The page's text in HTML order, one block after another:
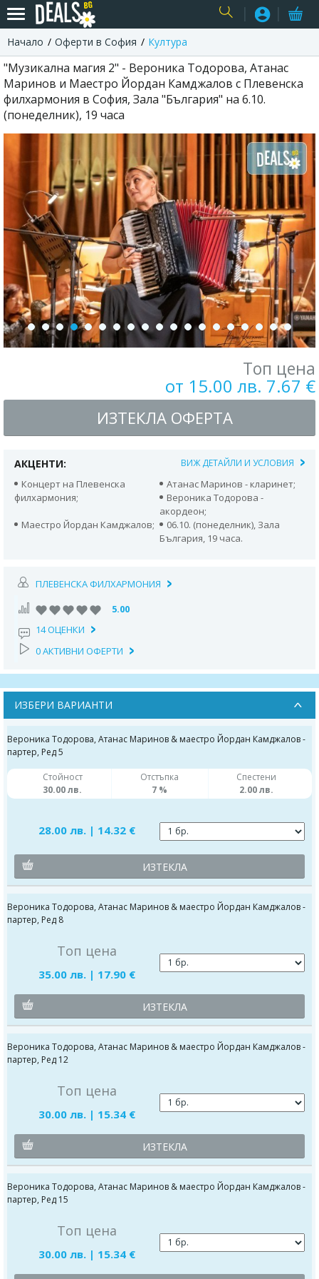
Начало Оферти в София Култура
"Музикална магия 2" - Вероника Тодорова, Атанас
Маринов и Маестро Йордан Камджалов с Плевенска
филхармония в София, Зала "България" на 6.10.
(понеделник), 19 часа
Топ цена
от 15.00 лв. 7.67 €
ИЗТЕКЛА ОФЕРТА
АКЦЕНТИ: ВИЖ ДЕТАЙЛИ И УСЛОВИЯ
Концерт на Плевенска
филхармония;
Атанас Маринов - кларинет;
Вероника Тодорова -
акордеон;
Маестро Йордан Камджалов;
06.10. (понеделник), Зала
България, 19 часа.
ПЛЕВЕНСКА ФИЛХАРМОНИЯ
5.00
14 ОЦЕНКИ
0 АКТИВНИ ОФЕРТИ
ИЗБЕРИ ВАРИАНТИ
Вероника Тодорова, Атанас Маринов & маестро Йордан Камджалов -
партер, Ред 5
Стойност
30.00 лв.
Отстъпка
7 %
Спестени
2.00 лв.
28.00 лв. | 14.32 €
ИЗТЕКЛА
Вероника Тодорова, Атанас Маринов & маестро Йордан Камджалов -
партер, Ред 8
Топ цена
35.00 лв. | 17.90 €
ИЗТЕКЛА
Вероника Тодорова, Атанас Маринов & маестро Йордан Камджалов -
партер, Ред 12
Топ цена
30.00 лв. | 15.34 €
ИЗТЕКЛА
Вероника Тодорова, Атанас Маринов & маестро Йордан Камджалов -
партер, Ред 15
Топ цена
30.00 лв. | 15.34 €